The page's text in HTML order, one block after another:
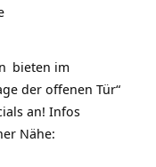
bieten im
der offenen Tür“
an! Infos
Nähe: